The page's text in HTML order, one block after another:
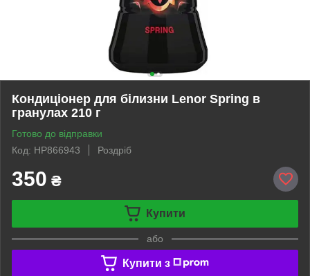
Кондиціонер для білизни Lenor Spring в
гранулах 210 г
Готово до відправки
Код: HP866943
Роздріб
350 ₴
Купити
або
Купити з